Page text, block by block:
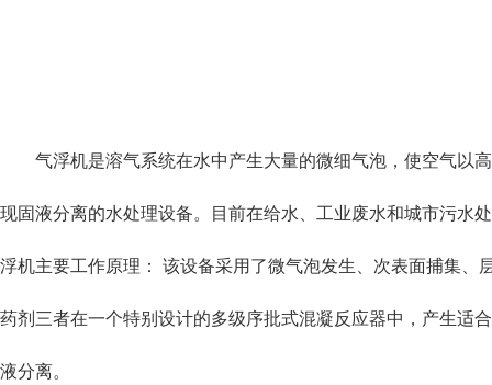
气浮机是溶气系统在水中产生大量的微细气泡，使空气以
现固液分离的水处理设备。目前在给水、工业废水和城市污水
浮机主要工作原理： 该设备采用了微气泡发生、次表面捕集
药剂三者在一个特别设计的多级序批式混凝反应器中，产生适
液分离。